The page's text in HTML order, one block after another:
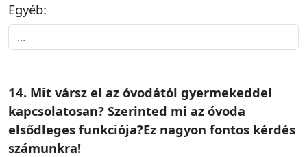
Egyéb:
14. Mit vársz el az óvodától gyermekeddel
kapcsolatosan? Szerinted mi az óvoda
elsődleges funkciója?Ez nagyon fontos kérdés
számunkra!